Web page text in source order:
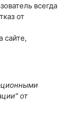
всегда
от
сайте,
от